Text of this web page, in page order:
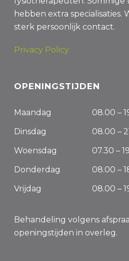
hebben extra specialisaties.
sterk persoonlijk contact.
Privacy Policy
OPENINGSTIJDEN
Maandag
08.00 –
Dinsdag
08.00 –
Woensdag
07.30 –
Donderdag
08.00 –
Vrijdag
08.00 –
Behandeling volgens
openingstijden in overleg.